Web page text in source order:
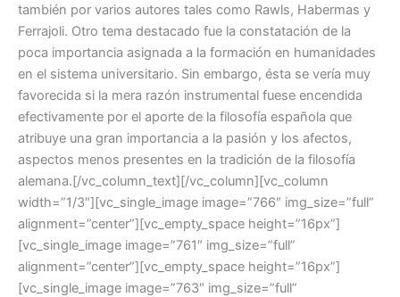
también por varios autores tales como Rawls, Habermas y
Ferrajoli. Otro tema destacado fue la constatación de la
poca importancia asignada a la formación en humanidades
en el sistema universitario. Sin embargo, ésta se vería muy
favorecida si la mera razón instrumental fuese encendida
efectivamente por el aporte de la filosofía española que
atribuye una gran importancia a la pasión y los afectos,
aspectos menos presentes en la tradición de la filosofía
alemana.[/vc_column_text][/vc_column][vc_column
width=”1/3″][vc_single_image image=”766″ img_size=”full”
alignment=”center”][vc_empty_space height=”16px”]
[vc_single_image image=”761″ img_size=”full”
alignment=”center”][vc_empty_space height=”16px”]
[vc_single_image image=”763″ img_size=”full”